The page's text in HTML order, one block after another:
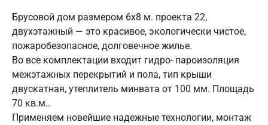
Брусовой дом размером 6х8 м. проекта 22,
двухэтажный — это красивое, экологически чистое,
пожаробезопасное, долговечное жилье.
Во все комплектации входит гидро- пароизоляция
межэтажных перекрытий и пола, тип крыши
двускатная, утеплитель минвата от 100 мм. Площадь
70 кв.м..
Применяем новейшие надежные технологии, монтаж